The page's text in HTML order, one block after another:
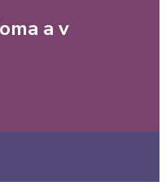
a v